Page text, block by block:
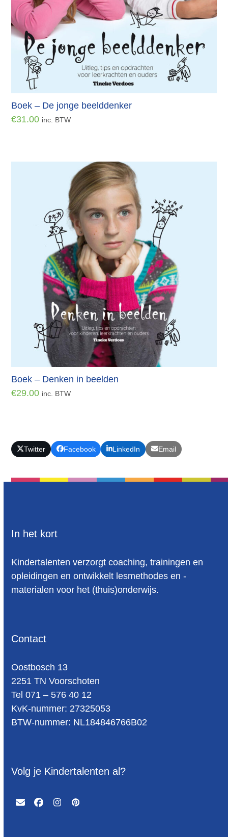
Boek – De jonge beelddenker
€31.00 inc. BTW
Boek – Denken in beelden
€29.00 inc. BTW
Twitter Facebook LinkedIn Email
In het kort
Kindertalenten verzorgt coaching, trainingen en
opleidingen en ontwikkelt lesmethodes en -
materialen voor het (thuis)onderwijs.
Contact
Oost­bosch 13
2251 TN Voorschoten
Tel 071 – 576 40 12
KvK-nummer: 27325053
BTW-num­mer: NL184846766B02
Volg je Kindertalenten al?
EmailFacebook
Instagram
Pinterest